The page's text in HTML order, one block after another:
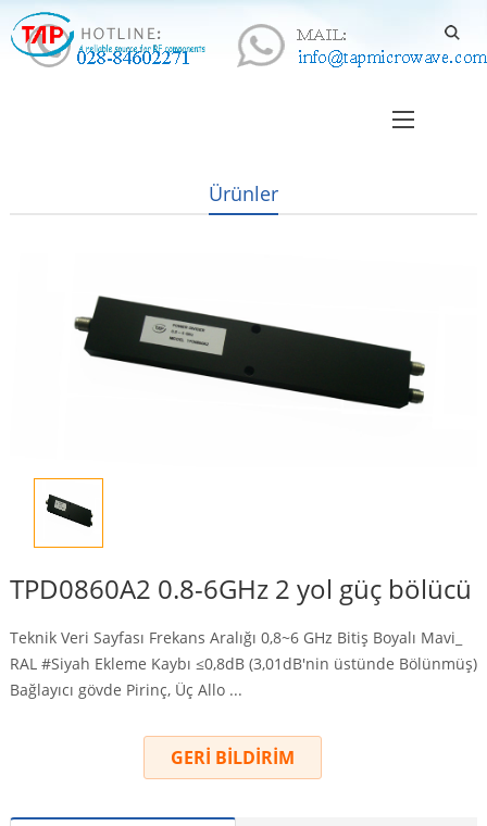
Ürünler
TPD0860A2 0.8-6GHz 2 yol güç bölücü
Teknik Veri Sayfası Frekans Aralığı 0,8~6 GHz Bitiş Boyalı Mavi_
RAL #Siyah Ekleme Kaybı ≤0,8dB (3,01dB'nin üstünde Bölünmüş)
Bağlayıcı gövde Pirinç, Üç Allo ...
GERİ BİLDİRİM